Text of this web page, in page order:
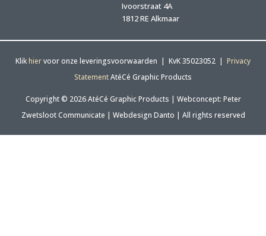
Ivoorstraat 4A
1812 RE Alkmaar
Klikhiervoor onze leveringsvoorwaarden | KvK 35023052 | Privacy
StatementAtéCé Graphic Products
Copyright © 2026 AtéCé Graphic Products | Webconcept: Peter
Zwetsloot Communicate | Webdesign Danto | All rights reserved